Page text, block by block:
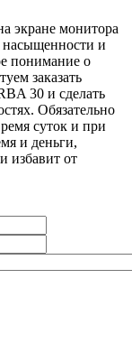
экране монитора
насыщенности и
понимание о
заказать
30 и сделать
Обязательно
суток и при
и деньги,
избавит от